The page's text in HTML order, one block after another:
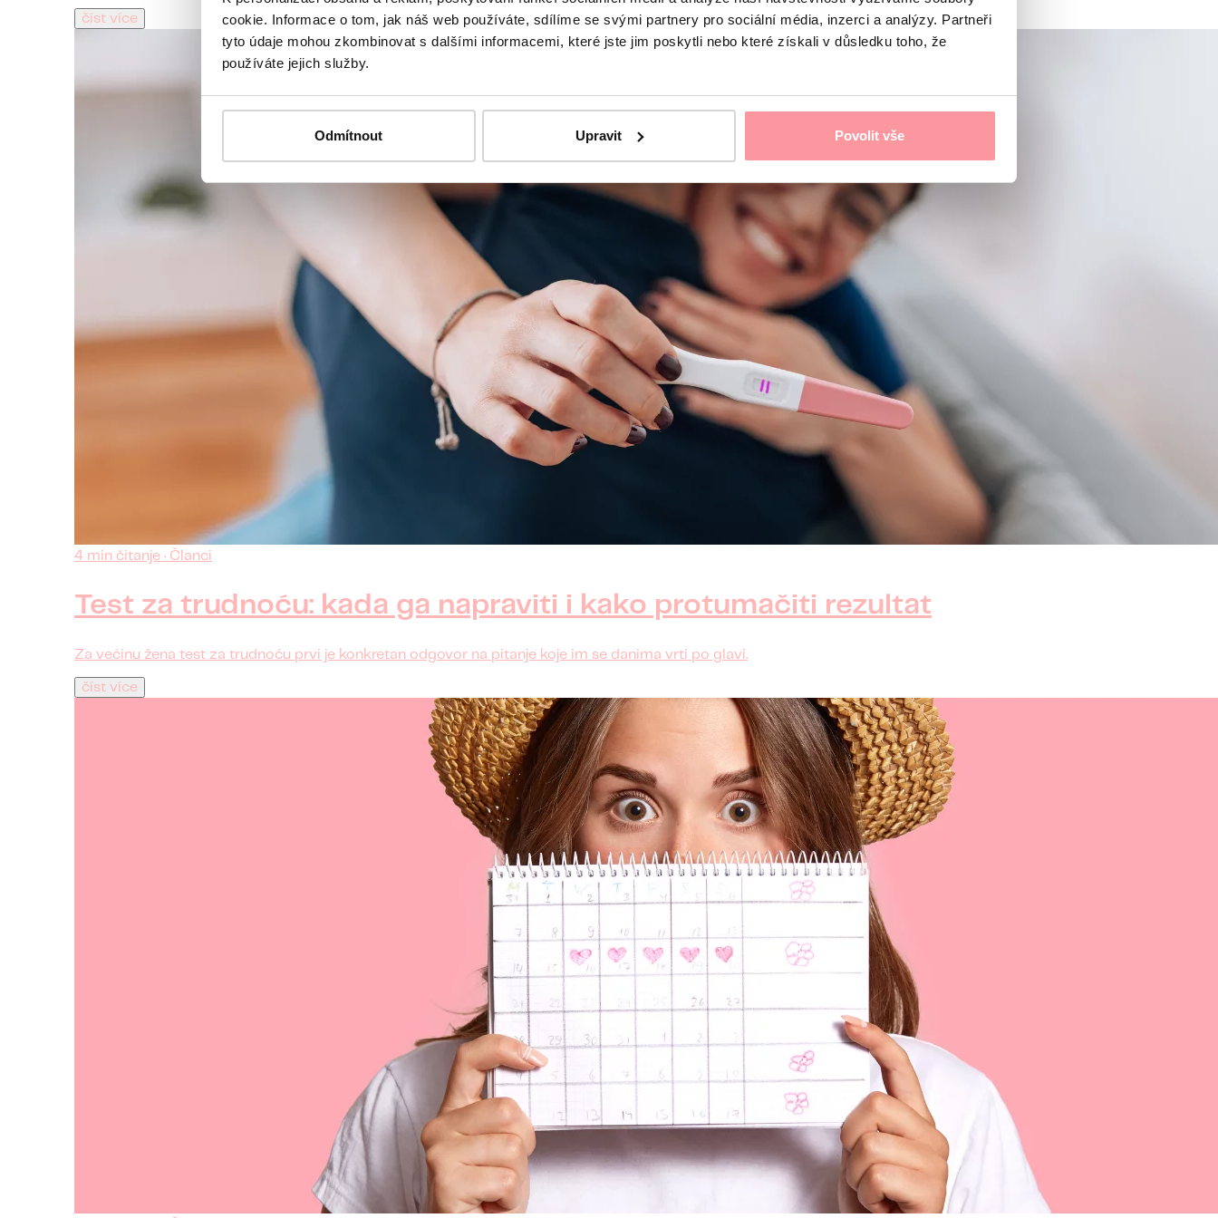
cookie. Informace o tom, jak náš web používáte, sdílíme se svými partnery pro sociální média, inzerci a analýzy. Partneři
tyto údaje mohou zkombinovat s dalšími informacemi, které jste jim poskytli nebo které získali v důsledku toho, že
používáte jejich služby.
Odmítnout Upravit Povolit vše
číst více
4 min čitanje · Članci
Test za trudnoću: kada ga napraviti i kako protumačiti rezultat
Za većinu žena test za trudnoću prvi je konkretan odgovor na pitanje koje im se danima vrti po glavi.
číst více